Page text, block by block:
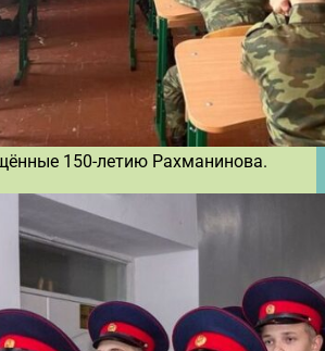
150-летию Рахманинова.